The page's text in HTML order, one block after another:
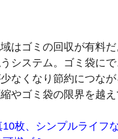
はゴミの回収が有料
システム。ゴミ袋に
なくなり節約につなが
やゴミ袋の限界を越
10枚、シンプルライフ